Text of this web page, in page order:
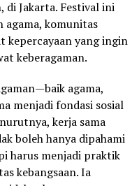
di Jakarta. Festival ini
agama, komunitas
kepercayaan yang ingin
keberagaman.
agama,
menjadi fondasi sosial
kerja sama
boleh hanya dipahami
harus menjadi praktik
kebangsaan. Ia